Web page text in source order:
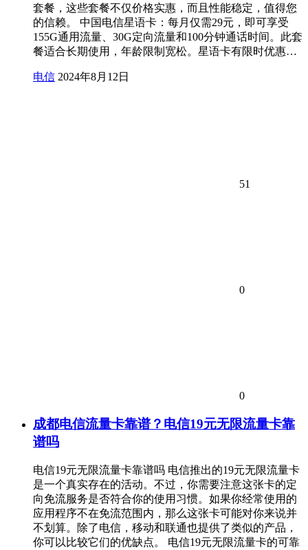
套餐，这些套餐不仅价格实惠，而且性能稳定，值得您
的信赖。 中国电信星语卡：每月仅需29元，即可享受
155G通用流量、30G定向流量和100分钟通话时间。此套
餐适合长期使用，年龄限制宽松。星语卡有限时优惠…
电信 2024年8月12日
51
0
0
成都电信流量卡靠谱？电信19元无限流量卡靠
谱吗
电信19元无限流量卡靠谱吗 电信推出的19元无限流量卡
是一个真实存在的活动。不过，你需要注意这张卡的定
向免流服务是否符合你的使用习惯。如果你经常使用的
应用程序不在免流范围内，那么这张卡可能对你来说并
不划算。除了电信，移动和联通也提供了类似的产品，
你可以比较它们的优缺点。 电信19元无限流量卡的可靠